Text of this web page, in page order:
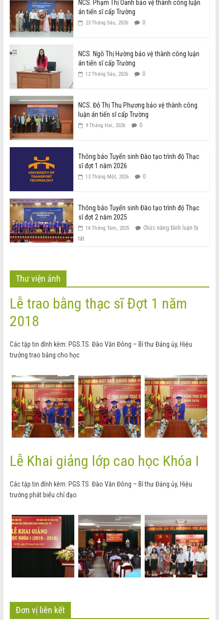
NCS. Phạm Thị Oanh bảo vệ thành công luận
án tiến sĩ cấp Trường
23 Tháng Sáu, 2026 0
NCS. Ngô Thị Hường bảo vệ thành công luận
án tiến sĩ cấp Trường
12 Tháng Sáu, 2026 0
NCS. Đỗ Thị Thu Phương bảo vệ thành công
luận án tiến sĩ cấp Trường
9 Tháng Hai, 2026 0
Thông báo Tuyển sinh Đào tạo trình độ Thạc
sĩ đợt 1 năm 2026
13 Tháng Một, 2026 0
Thông báo Tuyển sinh Đào tạo trình độ Thạc
sĩ đợt 2 năm 2025
14 Tháng Tám, 2025
Chức năng bình luận bị
tắt
Thư viện ảnh
Lễ trao bằng thạc sĩ Đợt 1 năm
2018
Các tập tin đính kèm: PGS.TS. Đào Văn Đông – Bí thư Đảng ủy, Hiệu
trưởng trao bằng cho học
Lễ Khai giảng lớp cao học Khóa I
Các tập tin đính kèm: PGS.TS. Đào Văn Đông – Bí thư Đảng ủy, Hiệu
trưởng phát biểu chỉ đạo
Đơn vị liên kết